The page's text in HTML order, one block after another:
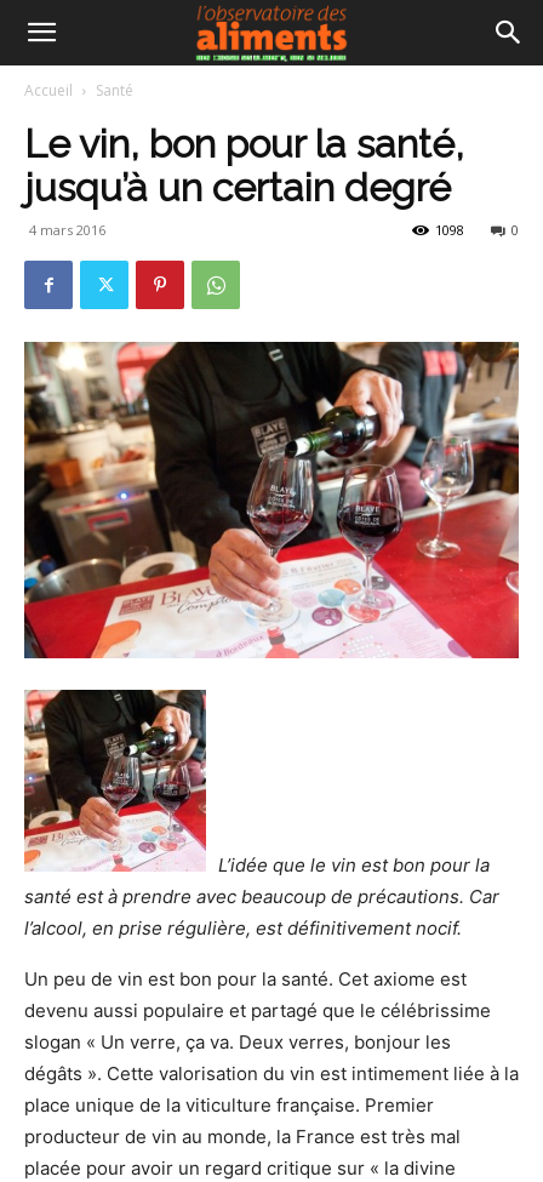
Accueil Santé
Le vin, bon pour la santé,
jusqu’à un certain degré
4 mars 2016 0
1098
L’idée que le vin est bon pour la
santé est à prendre avec beaucoup de précautions. Car
l’alcool, en prise régulière, est définitivement nocif.
Un peu de vin est bon pour la santé. Cet axiome est
devenu aussi populaire et partagé que le célébrissime
slogan « Un verre, ça va. Deux verres, bonjour les
dégâts ». Cette valorisation du vin est intimement liée à la
place unique de la viticulture française. Premier
producteur de vin au monde, la France est très mal
placée pour avoir un regard critique sur « la divine